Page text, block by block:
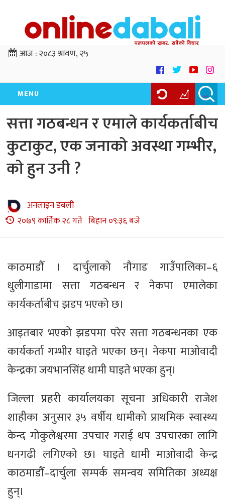
आज :२०८३ श्रावण, २५
MENU
सत्ता गठबन्धन र एमाले कार्यकर्ताबीच
कुटाकुट, एक जनाको अवस्था गम्भीर,
काे हुन उनी ?
अनलाइन डबली
२०७९ कार्तिक २८ गते बिहान ०९:३६ बजे
काठमाडौँ । दार्चुलाको नौगाड गाउँपालिका–६
धुलीगाडामा सत्ता गठबन्धन र नेकपा एमालेका
कार्यकर्ताबीच झडप भएको छ।
आइतबार भएको झडपमा परेर सत्ता गठबन्धनका एक
कार्यकर्ता गम्भीर घाइते भएका छन्। नेकपा माओवादी
केन्द्रका जयभानसिंह धामी घाइते भएका हुन्।
जिल्ला प्रहरी कार्यालयका सूचना अधिकारी राजेश
शाहीका अनुसार ३५ वर्षीय धामीको प्राथमिक स्वास्थ्य
केन्द गोकुलेश्वरमा उपचार गराई थप उपचारका लागि
धनगढी लगिएको छ। घाइते धामी माओवादी केन्द्र
काठमाडौँ–दार्चुला सम्पर्क समन्वय समितिका अध्यक्ष
हुन्।